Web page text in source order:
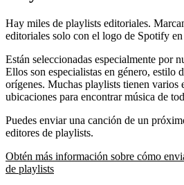
Hay miles de playlists editoriales.
editoriales solo con el logo de Spotify
Están seleccionadas especialmente por
Ellos son especialistas en género, estilo
orígenes. Muchas playlists tienen varios
ubicaciones para encontrar música de
Puedes enviar una canción de un
editores de playlists.
Obtén más información sobre cómo
de playlists